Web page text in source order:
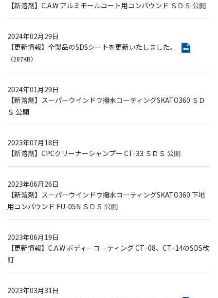
【新溶剤】C.A.W アルミモールコート用コンパウンド ＳＤＳ 公開
2024年02月29日
【更新情報】全製品のSDSシートを更新いたしました。
（287KB）
2024年01月29日
【新溶剤】スーパーウインドウ撥水コーティングSKATO360 ＳＤ
Ｓ 公開
2023年07月18日
【新溶剤】CPCクリーナーシャンプー CT-33 ＳＤＳ 公開
2023年06月26日
【新溶剤】スーパーウインドウ撥水コーティングSKATO360 下地
用コンパウンド FU-05N ＳＤＳ 公開
2023年06月19日
【更新情報】C.A.W ボディーコーティング CTｰ08、CTｰ14のSDS改
訂
2023年03月31日